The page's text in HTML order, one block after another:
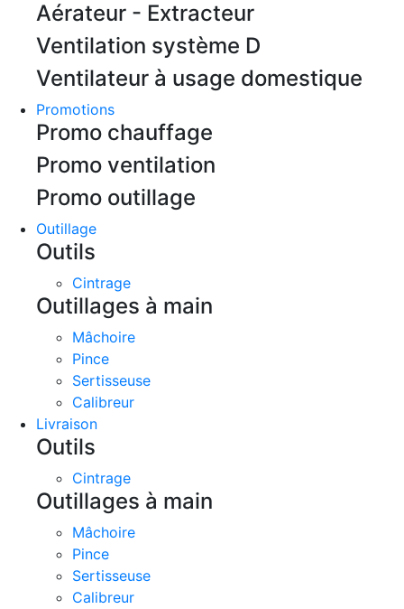
Aérateur - Extracteur
Ventilation système D
Ventilateur à usage domestique
Promotions
Promo chauffage
Promo ventilation
Promo outillage
Outillage
Outils
Cintrage
Outillages à main
Mâchoire
Pince
Sertisseuse
Calibreur
Livraison
Outils
Cintrage
Outillages à main
Mâchoire
Pince
Sertisseuse
Calibreur